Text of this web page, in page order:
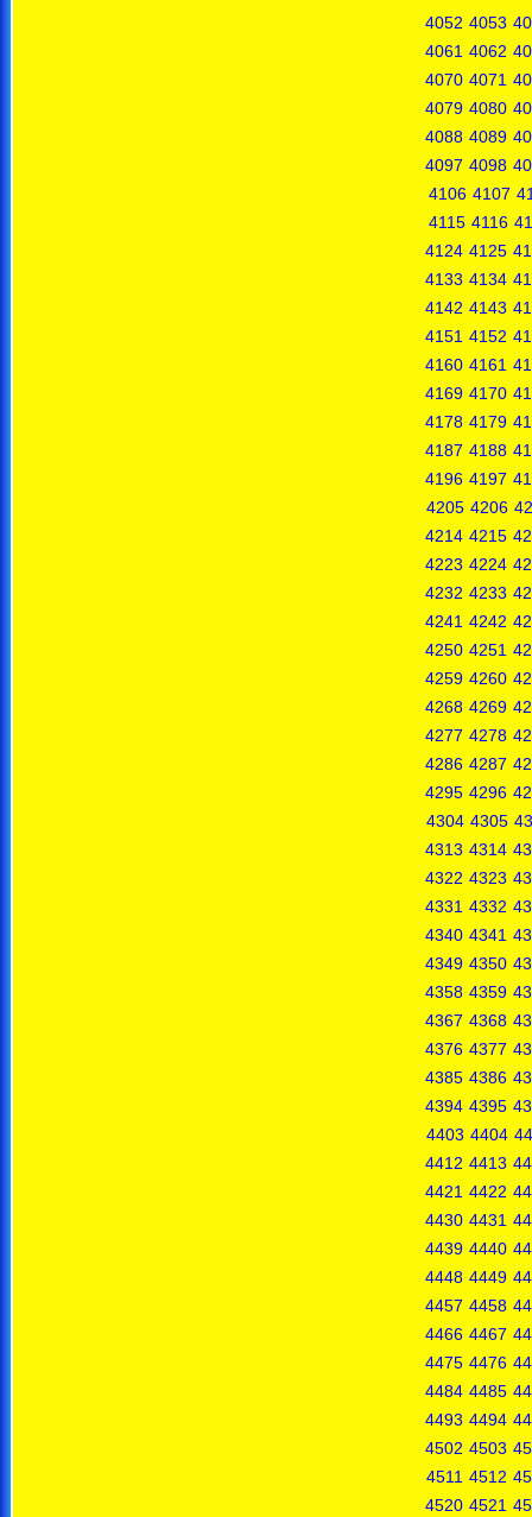
4052 4053
4061 4062
4070 4071
4079 4080
4088 4089
4097 4098
4106 4107
4115 4116
4124 4125
4133 4134
4142 4143
4151 4152
4160 4161
4169 4170
4178 4179
4187 4188
4196 4197
4205 4206
4214 4215
4223 4224
4232 4233
4241 4242
4250 4251
4259 4260
4268 4269
4277 4278
4286 4287
4295 4296
4304 4305
4313 4314
4322 4323
4331 4332
4340 4341
4349 4350
4358 4359
4367 4368
4376 4377
4385 4386
4394 4395
4403 4404
4412 4413
4421 4422
4430 4431
4439 4440
4448 4449
4457 4458
4466 4467
4475 4476
4484 4485
4493 4494
4502 4503
4511 4512
4520 4521